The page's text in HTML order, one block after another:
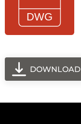
DOWNLOAD